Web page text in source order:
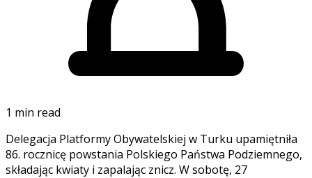
1 min read
Delegacja Platformy Obywatelskiej w Turku upamiętniła
86. rocznicę powstania Polskiego Państwa Podziemnego,
składając kwiaty i zapalając znicz. W sobotę, 27